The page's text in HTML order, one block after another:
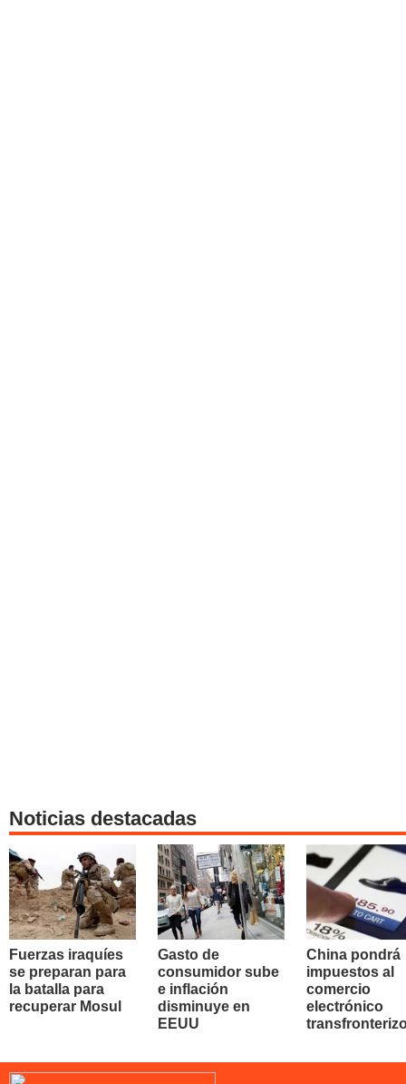
Noticias destacadas
Fuerzas iraquíes
se preparan para
la batalla para
recuperar Mosul
Gasto de
consumidor sube
e inflación
disminuye en
EEUU
China pondrá
impuestos al
comercio
electrónico